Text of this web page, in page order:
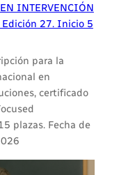
INTERVENCIÓN
Edición 27. Inicio 5
para la
en
certificado
plazas. Fecha de